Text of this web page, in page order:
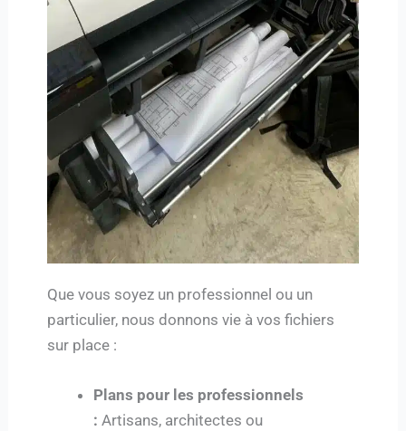
Que vous soyez un professionnel ou un
particulier, nous donnons vie à vos fichiers
sur place :
Plans pour les professionnels
: Artisans, architectes ou